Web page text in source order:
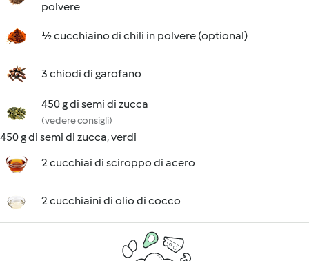
polvere
½ cucchiaino di chili in polvere (optional)
3 chiodi di garofano
450 g di semi di zucca
(vedere consigli)
450 g di semi di zucca, verdi
2 cucchiai di sciroppo di acero
2 cucchiaini di olio di cocco